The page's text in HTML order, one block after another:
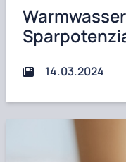
14.03.2024